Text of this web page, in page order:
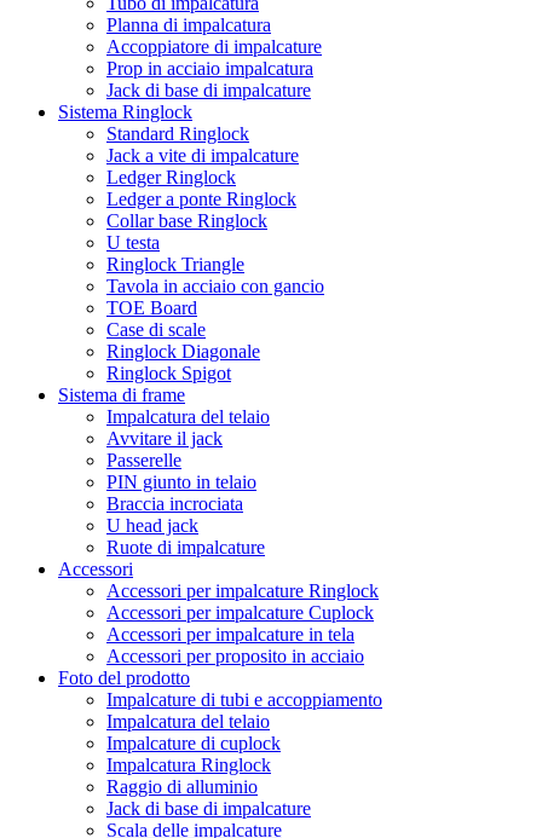
Planna di impalcatura
Accoppiatore di impalcature
Prop in acciaio impalcatura
Jack di base di impalcature
Sistema Ringlock
Standard Ringlock
Jack a vite di impalcature
Ledger Ringlock
Ledger a ponte Ringlock
Collar base Ringlock
U testa
Ringlock Triangle
Tavola in acciaio con gancio
TOE Board
Case di scale
Ringlock Diagonale
Ringlock Spigot
Sistema di frame
Impalcatura del telaio
Avvitare il jack
Passerelle
PIN giunto in telaio
Braccia incrociata
U head jack
Ruote di impalcature
Accessori
Accessori per impalcature Ringlock
Accessori per impalcature Cuplock
Accessori per impalcature in tela
Accessori per proposito in acciaio
Foto del prodotto
Impalcature di tubi e accoppiamento
Impalcatura del telaio
Impalcature di cuplock
Impalcatura Ringlock
Raggio di alluminio
Jack di base di impalcature
Scala delle impalcature